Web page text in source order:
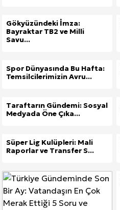
Gökyüzündeki İmza:
Bayraktar TB2 ve Milli
Savu...
Spor Dünyasında Bu Hafta:
Temsilcilerimizin Avru...
Taraftarın Gündemi: Sosyal
Medyada Öne Çıka...
Süper Lig Kulüpleri: Mali
Raporlar ve Transfer S...